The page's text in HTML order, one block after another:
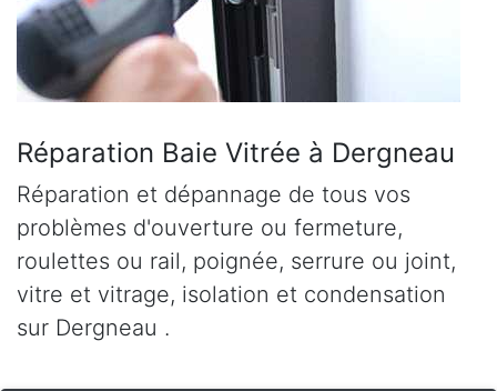
Réparation Baie Vitrée à Dergneau
Réparation et dépannage de tous vos
problèmes d'ouverture ou fermeture,
roulettes ou rail, poignée, serrure ou joint,
vitre et vitrage, isolation et condensation
sur Dergneau .